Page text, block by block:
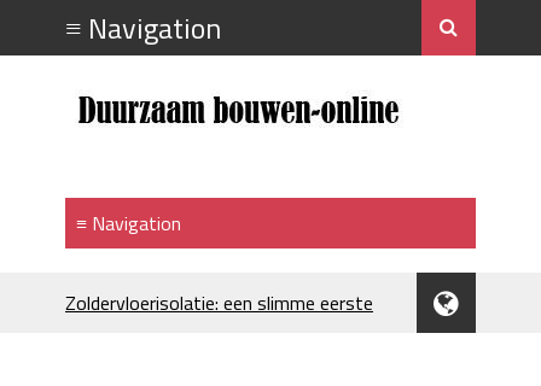
Zoldervloerisolatie: een slimme eerste